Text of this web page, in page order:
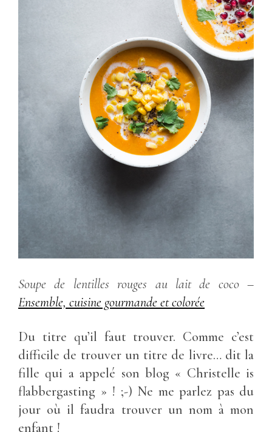
Soupe de lentilles rouges au lait de coco –
Ensemble, cuisine gourmande et colorée
Du titre qu’il faut trouver. Comme c’est
difficile de trouver un titre de livre… dit la
fille qui a appelé son blog « Christelle is
flabbergasting » ! ;-) Ne me parlez pas du
jour où il faudra trouver un nom à mon
enfant !